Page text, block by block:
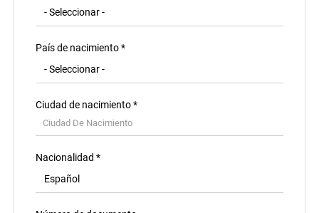
Ciudad de domicilio
Ciudad De Domicilio
País de nacimiento *
Ciudad de nacimiento *
Ciudad De Nacimiento
Nacionalidad *